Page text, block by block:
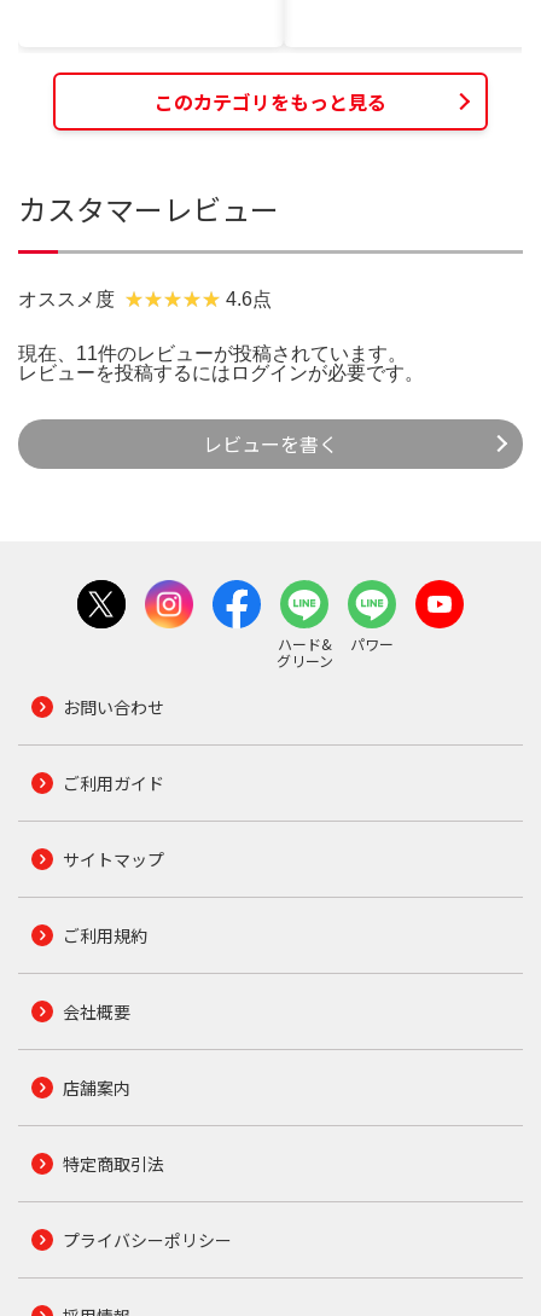
このカテゴリをもっと見る
カスタマーレビュー
オススメ度 4.6点
現在、11件のレビューが投稿されています。
レビューを投稿するには ログインが必要です。
レビューを書く
ハード&
グリーン
パワー
お問い合わせ
ご利用ガイド
サイトマップ
ご利用規約
会社概要
店舗案内
特定商取引法
プライバシーポリシー